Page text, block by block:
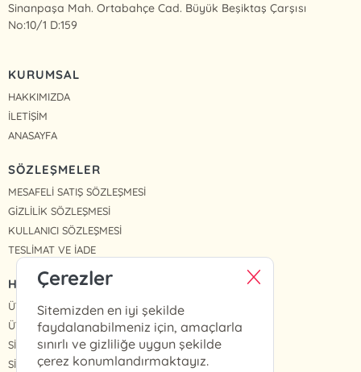
Sinanpaşa Mah. Ortabahçe Cad. Büyük Beşiktaş Çarşısı
No:10/1 D:159
KURUMSAL
HAKKIMIZDA
İLETİŞİM
ANASAYFA
SÖZLEŞMELER
MESAFELİ SATIŞ SÖZLEŞMESİ
GİZLİLİK SÖZLEŞMESİ
KULLANICI SÖZLEŞMESİ
TESLİMAT VE İADE
HIZLI ERİŞİM
ÜYE OL
ÜYE GİRİŞ
SİPARİŞLERİM
SİPARİŞ TAKİP
Çerezler
Sitemizden en iyi şekilde
faydalanabilmeniz için, amaçlarla
sınırlı ve gizliliğe uygun şekilde
çerez konumlandırmaktayız.